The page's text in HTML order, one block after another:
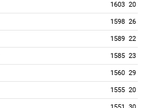
1603 20
1598 26
1589 22
1585 23
1560 29
1555 20